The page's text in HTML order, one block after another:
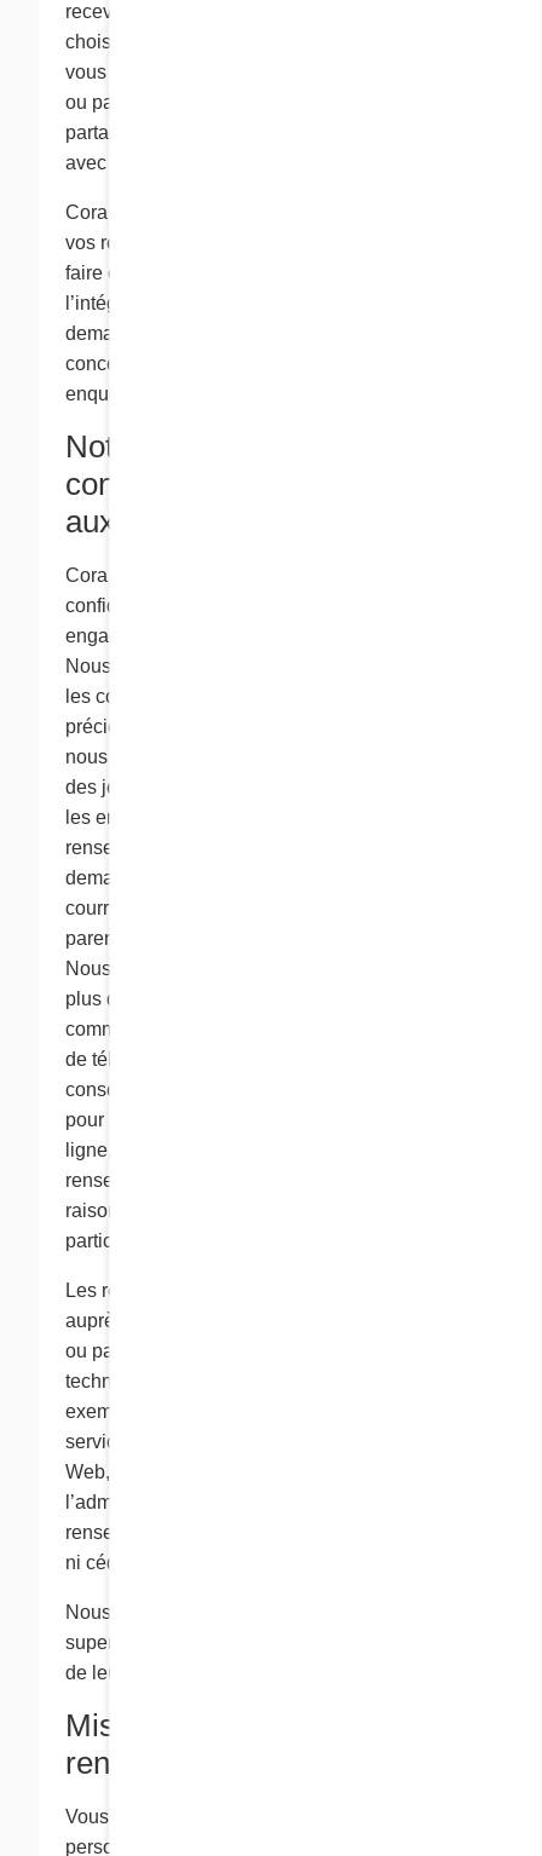
recevoir des documents de marketing. Si vous
choisissez de recevoir de tels documents, Cora
vous transmettra la documentation par la poste
ou par courriel au nom des partenaires, mais ne
partagera pas vos renseignements personnels
avec lesdits partenaires.
Cora se réserve le droit d’utiliser ou de divulguer
vos renseignements personnels si elle doit le
faire ou si la loi l’y autorise afin de protéger
l’intégrité du site Web, pour répondre à vos
demandes ou pour collaborer à toute enquête
concernant le respect de la loi ou à toute
enquête sur une question de sécurité publique.
Notre politique de
confidentialité relativement
aux enfants
Cora est très sensible aux questions de
confidentialité. Nous sommes fiers de notre
engagement à long terme envers nos clients.
Nous sommes particulièrement attentifs à toutes
les communications avec nos clients les plus
précieux – les enfants. Dans nos sites Web,
nous offrons de nombreuses fonctions comme
des jeux et des livres à colorier, pour lesquels
les enfants n’ont pas à fournir de
renseignements personnels. Nous pouvons
demander à un enfant de fournir une adresse
courriel pour que nous puissions informer un
parent ou tenter d'obtenir un consentement.
Nous ne recueillerons pas de renseignements
plus détaillés des enfants de 12 ans et moins,
comme des adresses postales ou des numéros
de téléphone, sans avoir d’abord obtenu le
consentement d’un parent ou d’un tuteur. Cora,
pour la participation d’un enfant à une activité en
ligne, n’exige pas qu’il divulgue plus de
renseignements personnels qu’il n’est
raisonnablement nécessaire de le faire pour
participer à cette activité.
Les renseignements personnels recueillis
auprès des enfants ne sont utilisés que par Cora
ou par d’autres entités qui offrent des services
techniques, d’exécution ou autres à Cora. Par
exemple, de telles entités peuvent offrir des
services comme l’amélioration de nos sites
Web, l’exécution de nos demandes ou
l’administration de concours. Ces
renseignements personnels ne sont pas vendus
ni cédés à des tiers.
Nous exhortons les parents à surveiller et à
superviser régulièrement les activités en ligne
de leurs enfants.
Mise à jour de vos
renseignements
Vous restez maître de tous les renseignements
personnels que vous nous fournissez en ligne.